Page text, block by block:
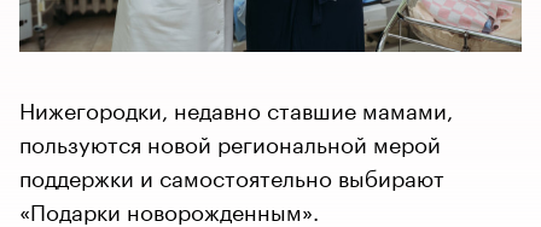
Нижегородки, недавно ставшие мамами,
пользуются новой региональной мерой
поддержки и самостоятельно выбирают
«Подарки новорожденным».